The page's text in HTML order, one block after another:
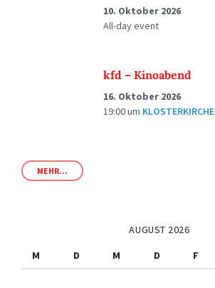
10. Oktober 2026
All-day event
kfd – Kinoabend
16. Oktober 2026
19:00um KLOSTERKIRCHE
MEHR...
AUGUST 2026
M
D M D F